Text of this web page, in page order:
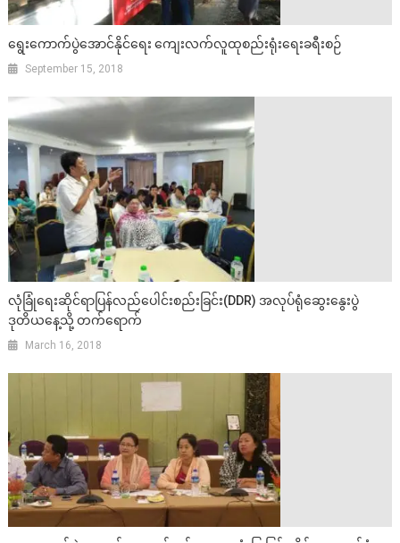
ရွေးကောက်ပွဲအောင်နိုင်ရေး ကျေးလက်လူထုစည်းရုံးရေးခရီးစဉ်
September 15, 2018
လုံခြုံရေးဆိုင်ရာပြန်လည်ပေါင်းစည်းခြင်း(DDR) အလုပ်ရုံဆွေးနွေးပွဲ
ဒုတိယနေ့သို့ တက်ရောက်
March 16, 2018